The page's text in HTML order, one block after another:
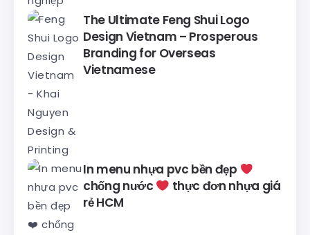
The Ultimate Feng Shui Logo
Design Vietnam – Prosperous
Branding for Overseas
Vietnamese
In menu nhựa pvc bền đẹp
chống nước
thực đơn nhựa giá
rẻ HCM